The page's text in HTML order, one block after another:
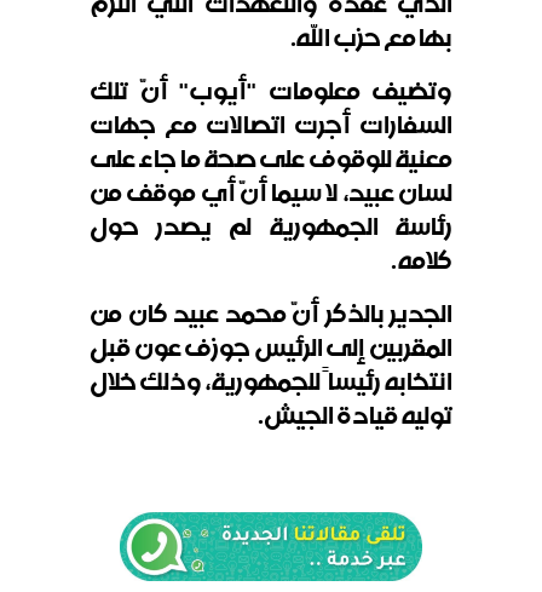
بها مع حزب الله.
وتضيف معلومات "أيوب" أنّ تلك
السفارات أجرت اتصالات مع جهات
معنية للوقوف على صحة ما جاء على
لسان عبيد، لا سيما أنّ أي موقف من
رئاسة الجمهورية لم يصدر حول
كلامه.
الجدير بالذكر أنّ محمد عبيد كان من
المقربين إلى الرئيس جوزف عون قبل
انتخابه رئيساً للجمهورية، وذلك خلال
توليه قيادة الجيش.